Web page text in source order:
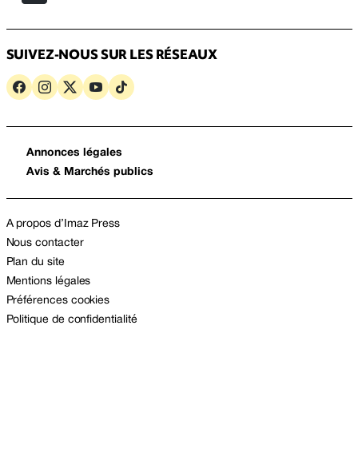
SUIVEZ-NOUS SUR LES RÉSEAUX
Annonces légales
Avis & Marchés publics
A propos d’Imaz Press
Nous contacter
Plan du site
Mentions légales
Préférences cookies
Politique de confidentialité